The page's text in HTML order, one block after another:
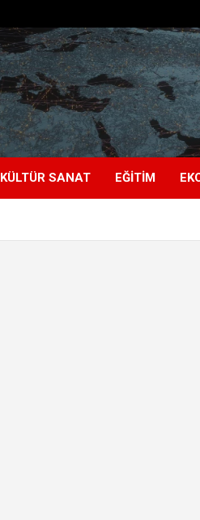
KÜLTÜR SANAT EĞITIM